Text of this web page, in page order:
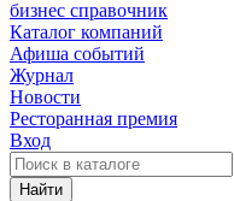
бизнес справочник
Каталог компаний
Афиша событий
Журнал
Новости
Ресторанная премия
Вход
Найти